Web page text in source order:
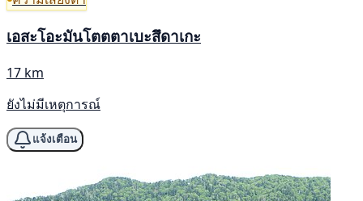
เอสะโอะมันโตตตาเบะสึดาเกะ
17 km
ยังไม่มีเหตุการณ์
แจ้งเตือน